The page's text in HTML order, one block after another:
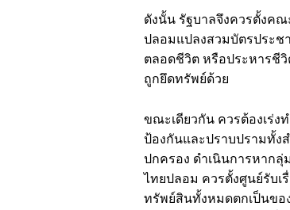
ดังนั้น รัฐบาลจึงควรตั้งค
ปลอมแปลงสวมบัตรประช
ตลอดชีวิต หรือประหารชี
ถูกยึดทรัพย์ด้วย
ขณะเดียวกัน ควรต้องเร่
ป้องกันและปราบปรามทั้ง
ปกครอง ดำเนินการหาก
ไทยปลอม ควรตั้งศูนย์รับเ
ทรัพย์สินทั้งหมดตกเป็นขอ